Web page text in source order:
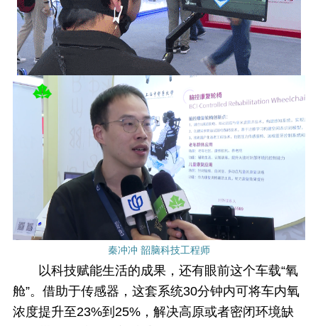
秦冲冲 韶脑科技工程师
以科技赋能生活的成果，还有眼前这个车载“氧
舱”。借助于传感器，这套系统30分钟内可将车内氧
浓度提升至23%到25%，解决高原或者密闭环境缺